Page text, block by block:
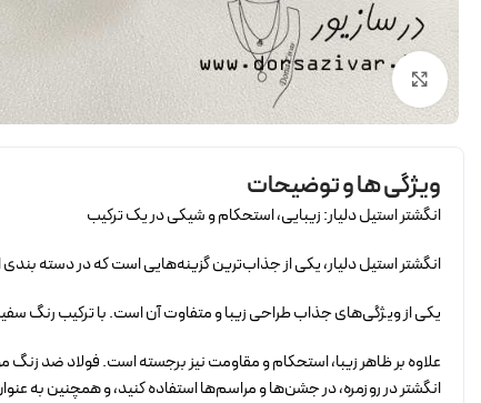
برای بزرگنمایی کلیک کنید
ویژگی ها و توضیحات
انگشتر استیل دلیار: زیبایی، استحکام و شیکی در یک ترکیب
انگشتر استیل دلیار، یکی از جذاب‌ترین گزینه‌هایی است که در دسته
یکی از ویژگی‌های جذاب طراحی زیبا و متفاوت آن است. با ترکیب رنگ
علاوه بر ظاهر زیبا، استحکام و مقاومت نیز برجسته است. فولاد ضد
انگشتر در روزمره، در جشن‌ها و مراسم‌ها استفاده کنید، و همچنین به